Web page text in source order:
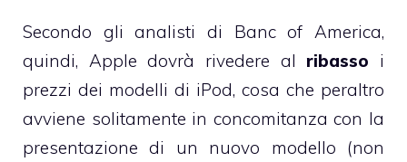
Secondo gli analisti di Banc of America,
quindi, Apple dovrà rivedere al ribasso i
prezzi dei modelli di iPod, cosa che peraltro
avviene solitamente in concomitanza con la
presentazione di un nuovo modello (non